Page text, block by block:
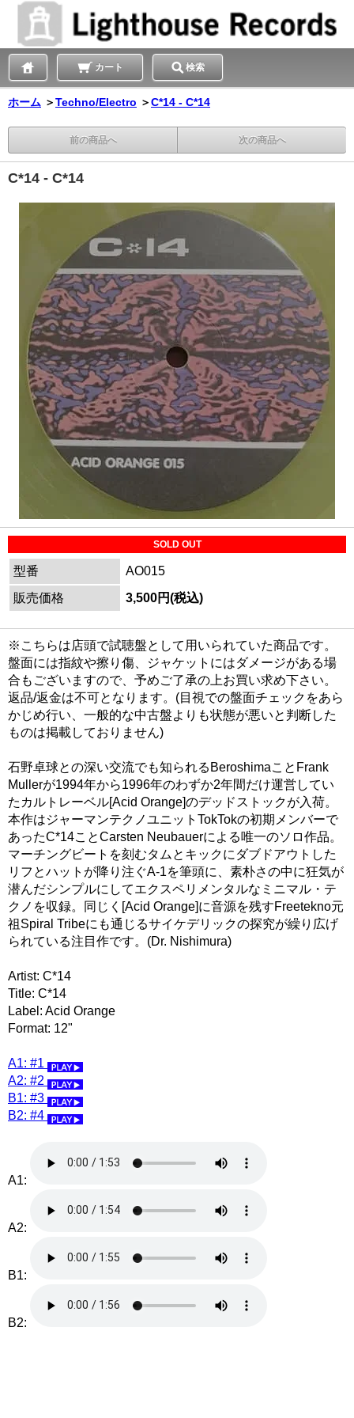
カート 検索
ホーム ＞Techno/Electro ＞C*14 - C*14
前の商品へ 次の商品へ
C*14 - C*14
SOLD OUT
型番
AO015
販売価格
3,500円(税込)
※こちらは店頭で試聴盤として用いられていた商品です。
盤面には指紋や擦り傷、ジャケットにはダメージがある場
合もございますので、予めご了承の上お買い求め下さい。
返品/返金は不可となります。(目視での盤面チェックをあら
かじめ行い、一般的な中古盤よりも状態が悪いと判断した
ものは掲載しておりません)
石野卓球との深い交流でも知られるBeroshimaことFrank
Mullerが1994年から1996年のわずか2年間だけ運営してい
たカルトレーベル[Acid Orange]のデッドストックが入荷。
本作はジャーマンテクノユニットTokTokの初期メンバーで
あったC*14ことCarsten Neubauerによる唯一のソロ作品。
マーチングビートを刻むタムとキックにダブドアウトした
リフとハットが降り注ぐA-1を筆頭に、素朴さの中に狂気が
潜んだシンプルにしてエクスペリメンタルなミニマル・テ
クノを収録。同じく[Acid Orange]に音源を残すFreetekno元
祖Spiral Tribeにも通じるサイケデリックの探究が繰り広げ
られている注目作です。(Dr. Nishimura)
Artist: C*14
Title: C*14
Label: Acid Orange
Format: 12"
A1: #1
A2: #2
B1: #3
B2: #4
A1:
A2:
B1:
B2: